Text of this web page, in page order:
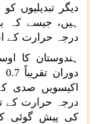
دیگر تبدیلیوں
ہیں، جیسے کہ
درجہ حرارت کے
ہندوستان کا
دوران تقریباً0.7
اکیسویں صدی
درجہ حرارت کے
کی پیش گوئی